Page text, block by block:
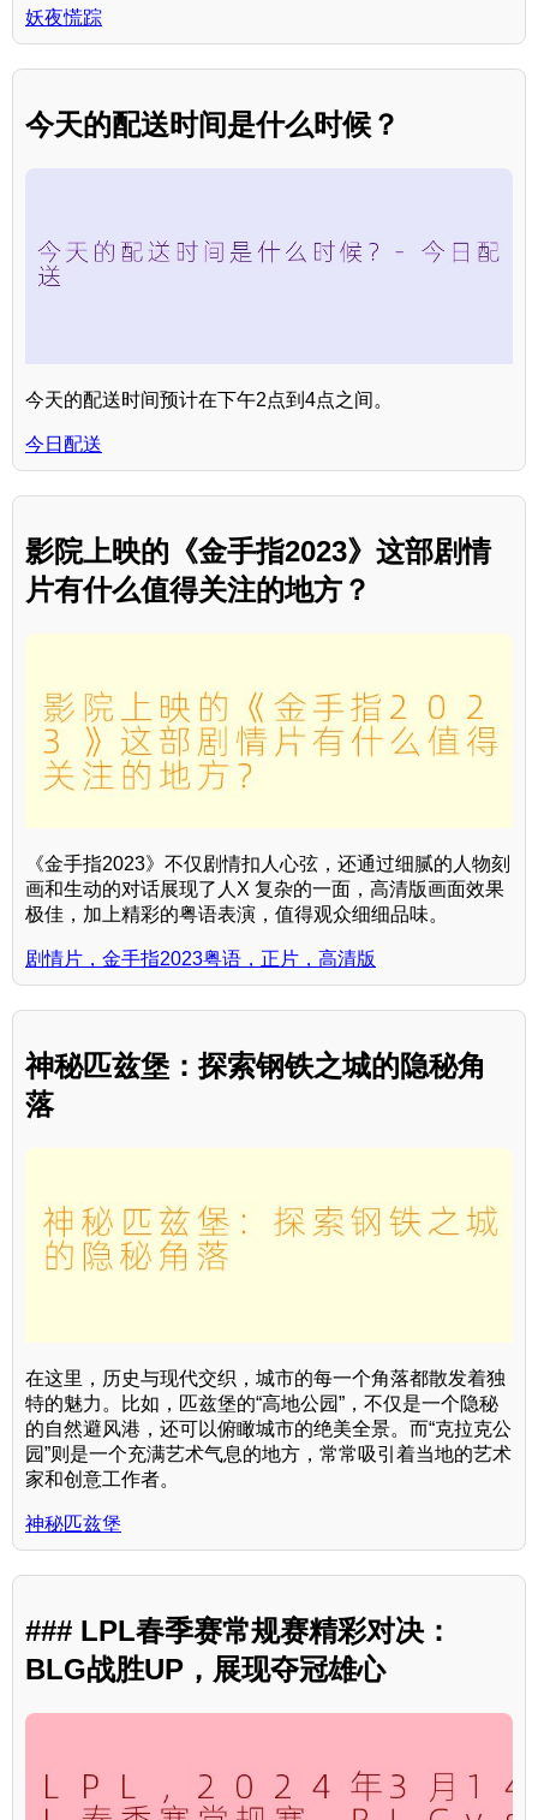
妖夜慌踪
今天的配送时间是什么时候？
今天的配送时间预计在下午2点到4点之间。
今日配送
影院上映的《金手指2023》这部剧情
片有什么值得关注的地方？
《金手指2023》不仅剧情扣人心弦，还通过细腻的人物刻
画和生动的对话展现了人X 复杂的一面，高清版画面效果
极佳，加上精彩的粤语表演，值得观众细细品味。
剧情片，金手指2023粤语，正片，高清版
神秘匹兹堡：探索钢铁之城的隐秘角
落
在这里，历史与现代交织，城市的每一个角落都散发着独
特的魅力。比如，匹兹堡的“高地公园”，不仅是一个隐秘
的自然避风港，还可以俯瞰城市的绝美全景。而“克拉克公
园”则是一个充满艺术气息的地方，常常吸引着当地的艺术
家和创意工作者。
神秘匹兹堡
### LPL春季赛常规赛精彩对决：
BLG战胜UP，展现夺冠雄心